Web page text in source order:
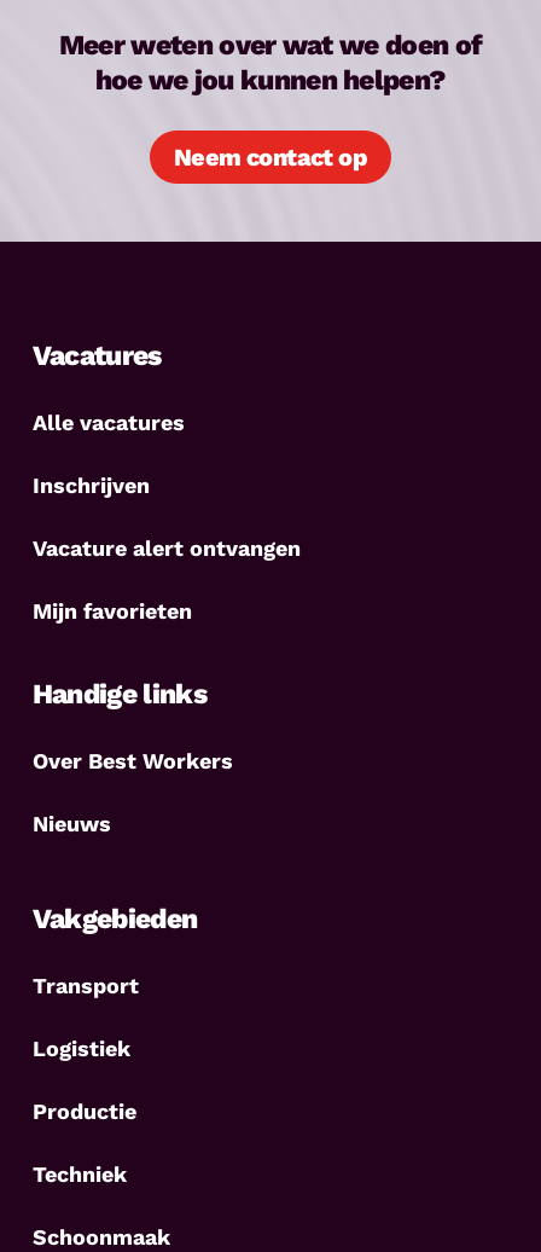
Meer weten over wat we doen of
hoe we jou kunnen helpen?
Neem contact op
Vacatures
Alle vacatures
Inschrijven
Vacature alert ontvangen
Mijn favorieten
Handige links
Over Best Workers
Nieuws
Vakgebieden
Transport
Logistiek
Productie
Techniek
Schoonmaak